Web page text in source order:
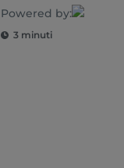
Powered by:
3 minuti